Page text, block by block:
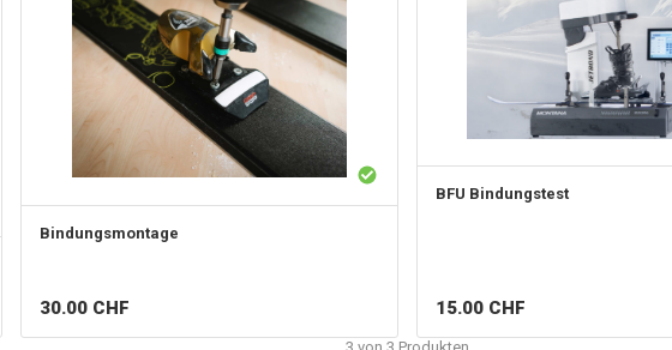
Bindungsmontage
30.00 CHF
BFU Bindungstest
15.00 CHF